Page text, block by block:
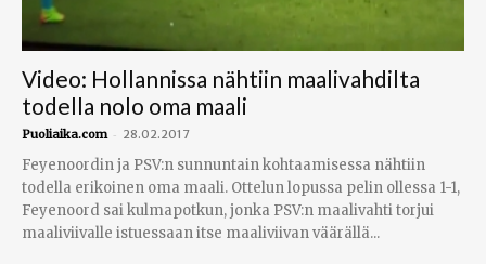
Video: Hollannissa nähtiin maalivahdilta
todella nolo oma maali
Puoliaika.com - 28.02.2017
Feyenoordin ja PSV:n sunnuntain kohtaamisessa nähtiin
todella erikoinen oma maali. Ottelun lopussa pelin ollessa 1-1,
Feyenoord sai kulmapotkun, jonka PSV:n maalivahti torjui
maaliviivalle istuessaan itse maaliviivan väärällä...